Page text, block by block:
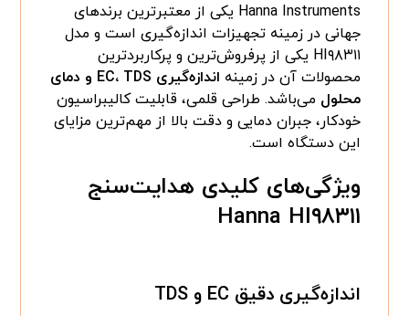
Hanna Instruments یکی از معتبرترین برندهای
جهانی در زمینه تجهیزات اندازه‌گیری است و مدل
HI۹۸۳۱۱ یکی از پرفروش‌ترین و پرکاربردترین
محصولات آن در زمینه
اندازه‌گیری EC، TDS و دمای
محلول می‌باشد. طراحی قلمی، قابلیت کالیبراسیون
خودکار، جبران دمایی و دقت بالا از مهم‌ترین مزایای
این دستگاه است.
ویژگی‌های کلیدی هدایت‌سنج
Hanna HI۹۸۳۱۱
اندازه‌گیری دقیق EC و TDS